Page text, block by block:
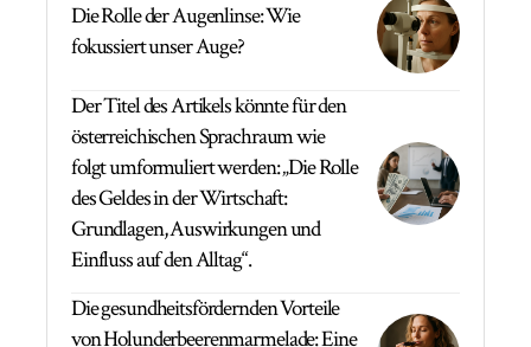
Die Rolle der Augenlinse: Wie
fokussiert unser Auge?
Der Titel des Artikels könnte für den
österreichischen Sprachraum wie
folgt umformuliert werden: „Die Rolle
des Geldes in der Wirtschaft:
Grundlagen, Auswirkungen und
Einfluss auf den Alltag“.
Die gesundheitsfördernden Vorteile
von Holunderbeerenmarmelade: Eine